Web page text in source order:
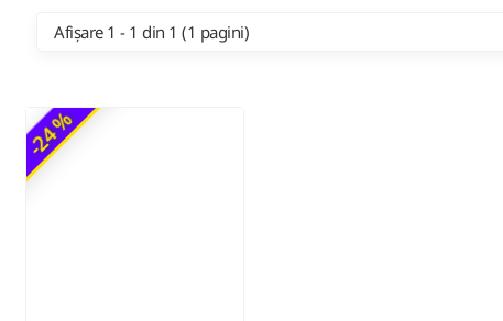
Afișare 1 - 1 din 1 (1 pagini)
-24 %